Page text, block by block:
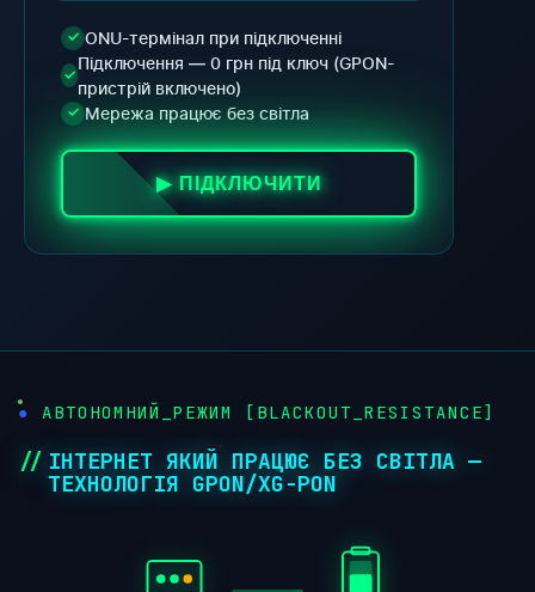
✓ ONU-термінал при підключенні
✓
Підключення — 0 грн під ключ (GPON-
пристрій включено)
✓ Мережа працює без світла
▶ ПІДКЛЮЧИТИ
АВТОНОМНИЙ_РЕЖИМ [BLACKOUT_RESISTANCE]
ІНТЕРНЕТ ЯКИЙ ПРАЦЮЄ БЕЗ СВІТЛА —
ТЕХНОЛОГІЯ GPON/XG-PON